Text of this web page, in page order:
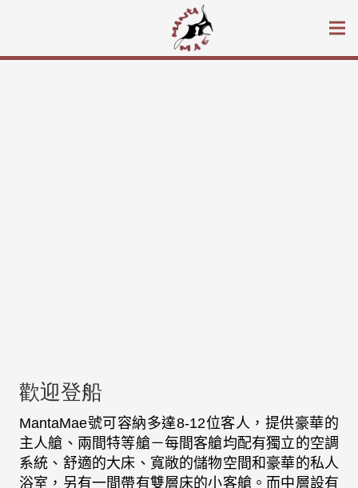
歡迎登船
MantaMae號可容納多達8-12位客人，提供豪華的
主人艙、兩間特等艙－每間客艙均配有獨立的空調
系統、舒適的大床、寬敞的儲物空間和豪華的私人
浴室，另有一間帶有雙層床的小客艙。而中層設有